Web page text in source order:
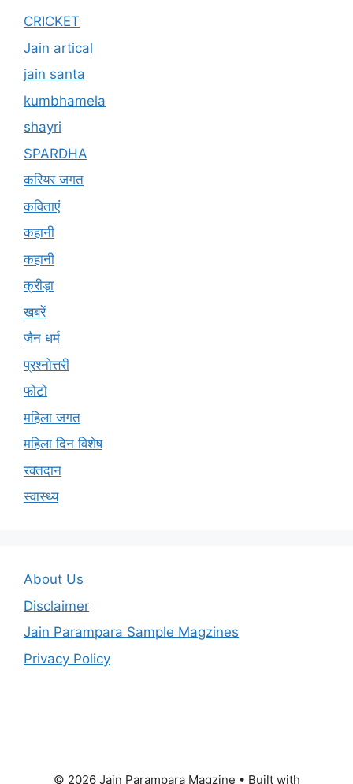
CRICKET
Jain artical
jain santa
kumbhamela
shayri
SPARDHA
करियर जगत
कविताएं
कहानी
कहानी
क्रीड़ा
खबरें
जैन धर्म
प्रश्नोत्तरी
फोटो
महिला जगत
महिला दिन विशेष
रक्तदान
स्वास्थ्य
About Us
Disclaimer
Jain Parampara Sample Magzines
Privacy Policy
© 2026 Jain Parampara Magzine • Built with